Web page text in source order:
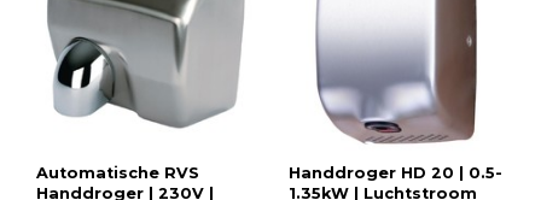
Automatische RVS
Handdroger | 230V |
Handdroger HD 20 | 0.5-
1.35kW | Luchtstroom